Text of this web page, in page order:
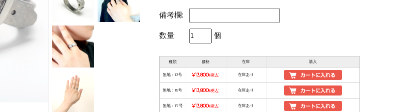
備考欄:
数量: 個
種類 価格 在庫 購入
無地：13号 ¥13,800(税込) 在庫あり
無地：15号 ¥13,800(税込) 在庫あり
無地：17号 ¥13,800(税込) 在庫あり